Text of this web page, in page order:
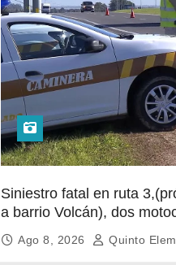
Siniestro fatal en ruta
a barrio Volcán), dos
colisionaron de frente, uno
falleció en el lugar
Ago 8, 2026 Quinto